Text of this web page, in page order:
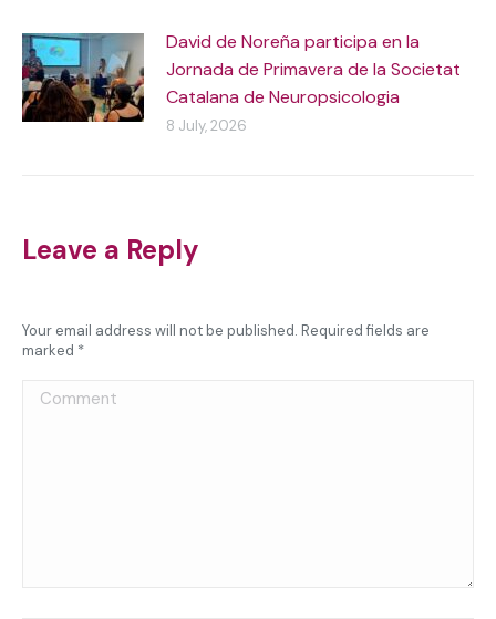
David de Noreña participa en la
Jornada de Primavera de la Societat
Catalana de Neuropsicologia
8 July, 2026
Leave a Reply
Your email address will not be published. Required fields are
marked *
Comment